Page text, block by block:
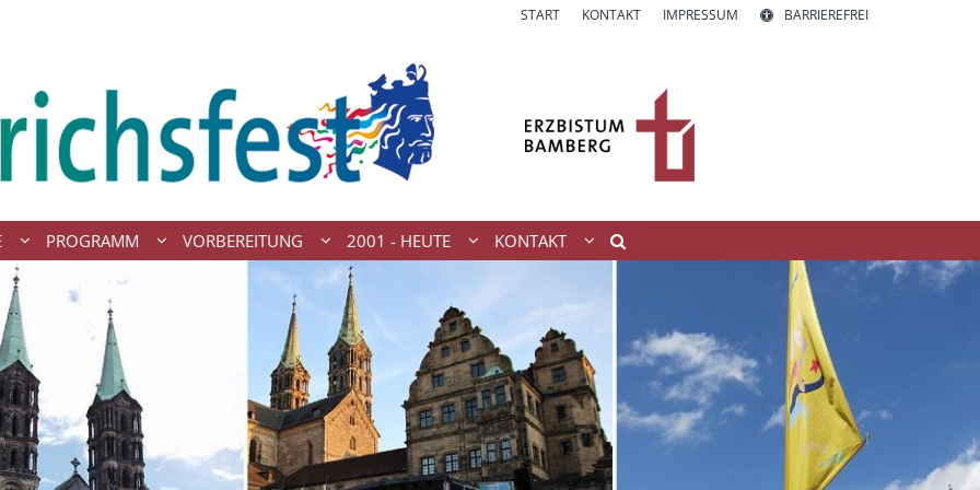
START KONTAKT IMPRESSUM BARRIEREFREI
PROGRAMM VORBEREITUNG 2001 - HEUTE KONTAKT